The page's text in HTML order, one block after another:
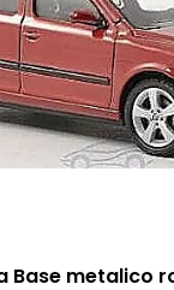
Base metalico